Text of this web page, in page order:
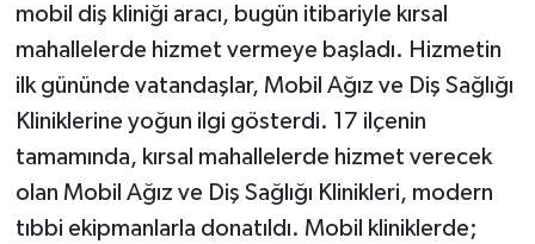
mobil diş kliniği aracı, bugün itibariyle kırsal
mahallelerde hizmet vermeye başladı. Hizmetin
ilk gününde vatandaşlar, Mobil Ağız ve Diş Sağlığı
Kliniklerine yoğun ilgi gösterdi. 17 ilçenin
tamamında, kırsal mahallelerde hizmet verecek
olan Mobil Ağız ve Diş Sağlığı Klinikleri, modern
tıbbi ekipmanlarla donatıldı. Mobil kliniklerde;